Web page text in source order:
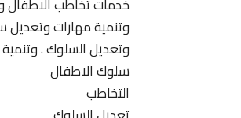
وتنمية مهارات وتعديل
وتعديل السلوك .
سلوك الاطفال
التخاطب